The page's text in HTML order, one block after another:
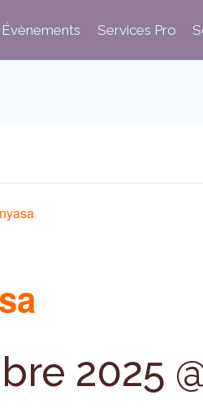
Services Pro
2025